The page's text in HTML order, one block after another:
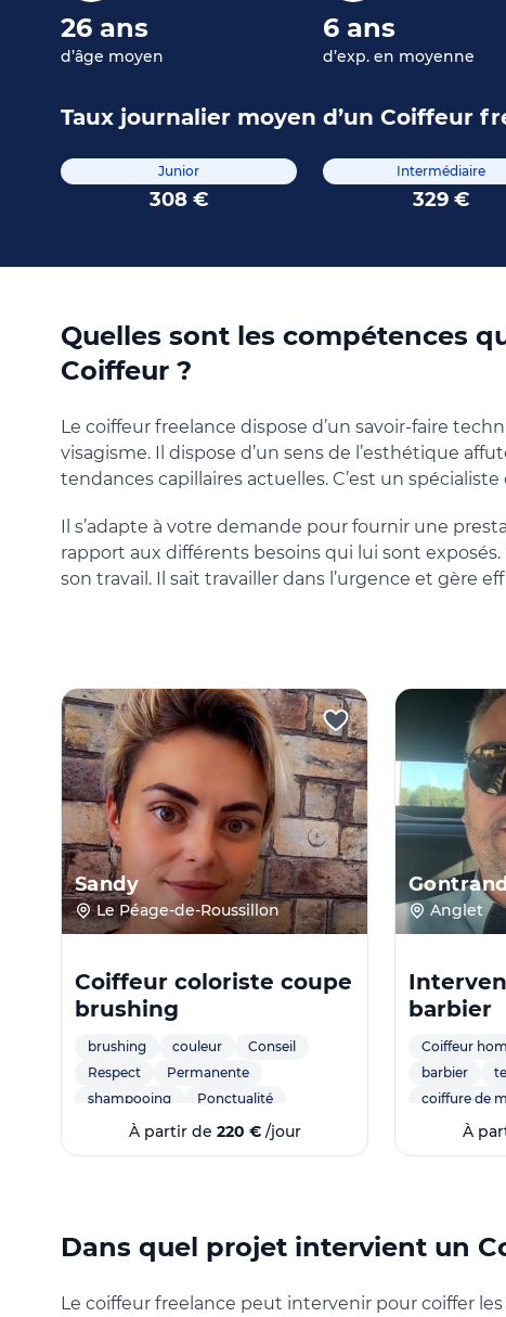
26 ans
d’âge moyen
6 ans
d’exp. en moyenne
Taux journalier moyen d’un Coiffeur
Junior
308 €
Intermédiaire
329 €
Quelles sont les compétences
Coiffeur ?
Le coiffeur freelance dispose d’un savoir-faire
visagisme. Il dispose d’un sens de l’esthétique
tendances capillaires actuelles. C’est un spécialiste
Il s’adapte à votre demande pour fournir une
rapport aux différents besoins qui lui sont
son travail. Il sait travailler dans l’urgence et gère
Sandy
Le Péage-de-Roussillon
Coiffeur coloriste coupe
brushing
brushing couleur
Conseil
Respect
Permanente
shampooing
Ponctualité
Souriante
Coupe femme
wavy
À partir de 220 € /jour
Anglet
barbier
Coiffeur
barbier
coiffure de
À
Dans quel projet intervient un
Le coiffeur freelance peut intervenir pour coiffer